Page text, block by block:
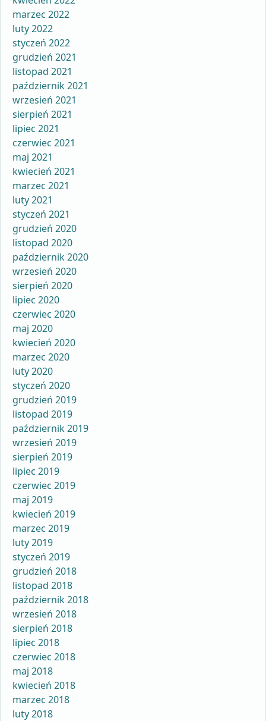
marzec 2022
luty 2022
styczeń 2022
grudzień 2021
listopad 2021
październik 2021
wrzesień 2021
sierpień 2021
lipiec 2021
czerwiec 2021
maj 2021
kwiecień 2021
marzec 2021
luty 2021
styczeń 2021
grudzień 2020
listopad 2020
październik 2020
wrzesień 2020
sierpień 2020
lipiec 2020
czerwiec 2020
maj 2020
kwiecień 2020
marzec 2020
luty 2020
styczeń 2020
grudzień 2019
listopad 2019
październik 2019
wrzesień 2019
sierpień 2019
lipiec 2019
czerwiec 2019
maj 2019
kwiecień 2019
marzec 2019
luty 2019
styczeń 2019
grudzień 2018
listopad 2018
październik 2018
wrzesień 2018
sierpień 2018
lipiec 2018
czerwiec 2018
maj 2018
kwiecień 2018
marzec 2018
luty 2018